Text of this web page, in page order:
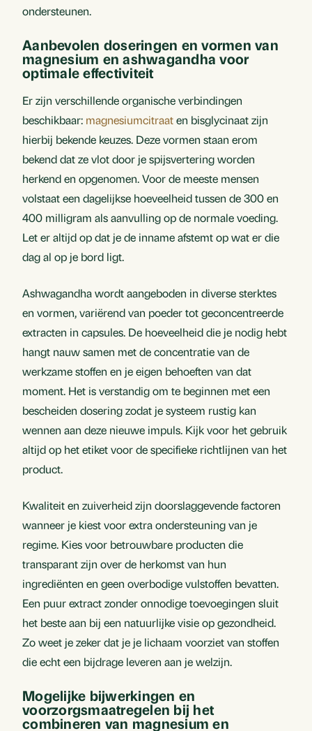
ondersteunen.
Aanbevolen doseringen en vormen van
magnesium en ashwagandha voor
optimale effectiviteit
Er zijn verschillende organische verbindingen
beschikbaar: magnesiumcitraaten bisglycinaat zijn
hierbij bekende keuzes. Deze vormen staan erom
bekend dat ze vlot door je spijsvertering worden
herkend en opgenomen. Voor de meeste mensen
volstaat een dagelijkse hoeveelheid tussen de 300 en
400 milligram als aanvulling op de normale voeding.
Let er altijd op dat je de inname afstemt op wat er die
dag al op je bord ligt.
Ashwagandha wordt aangeboden in diverse sterktes
en vormen, variërend van poeder tot geconcentreerde
extracten in capsules. De hoeveelheid die je nodig hebt
hangt nauw samen met de concentratie van de
werkzame stoffen en je eigen behoeften van dat
moment. Het is verstandig om te beginnen met een
bescheiden dosering zodat je systeem rustig kan
wennen aan deze nieuwe impuls. Kijk voor het gebruik
altijd op het etiket voor de specifieke richtlijnen van het
product.
Kwaliteit en zuiverheid zijn doorslaggevende factoren
wanneer je kiest voor extra ondersteuning van je
regime. Kies voor betrouwbare producten die
transparant zijn over de herkomst van hun
ingrediënten en geen overbodige vulstoffen bevatten.
Een puur extract zonder onnodige toevoegingen sluit
het beste aan bij een natuurlijke visie op gezondheid.
Zo weet je zeker dat je je lichaam voorziet van stoffen
die echt een bijdrage leveren aan je welzijn.
Mogelijke bijwerkingen en
voorzorgsmaatregelen bij het
combineren van magnesium en